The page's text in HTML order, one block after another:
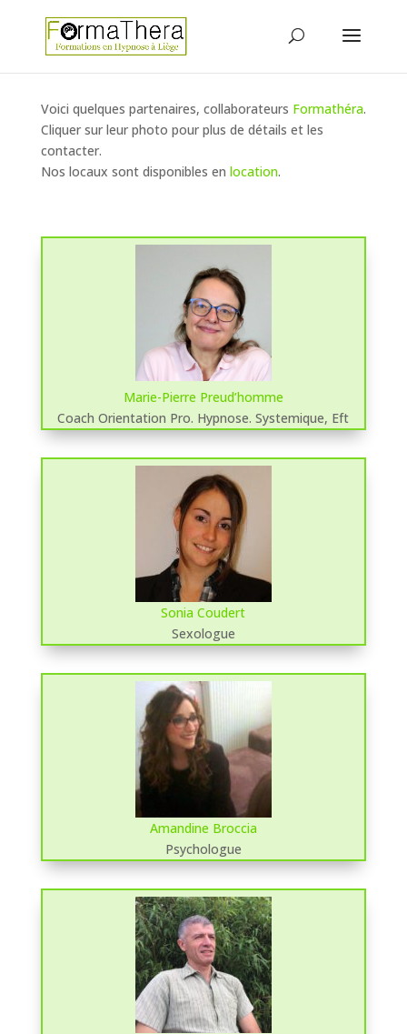
Voici quelques partenaires, collaborateurs Formathéra.
Cliquer sur leur photo pour plus de détails et les
contacter.
Nos locaux sont disponibles en location.
Marie-Pierre Preud’homme
Coach Orientation Pro. Hypnose. Systemique, Eft
Sonia Coudert
Sexologue
Amandine Broccia
Psychologue